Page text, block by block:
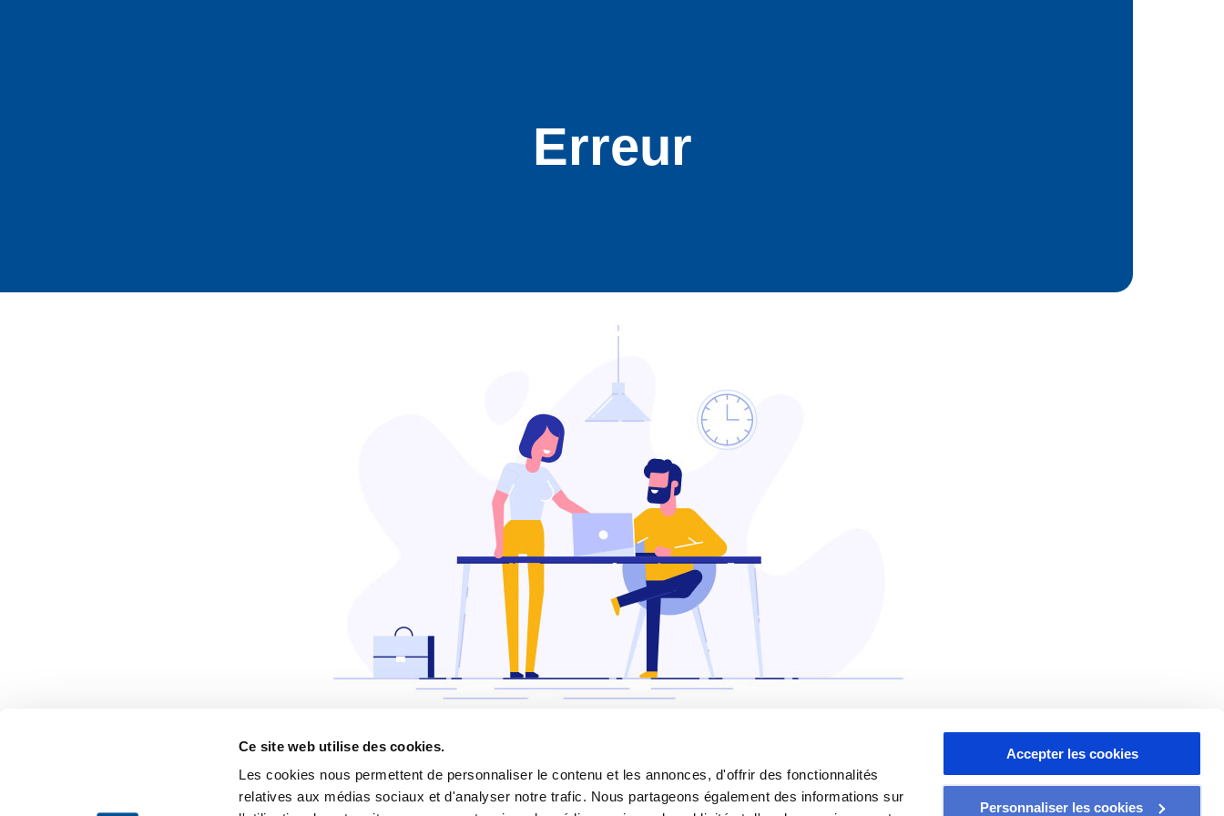
Ce site web utilise des cookies.
Les cookies nous permettent de personnaliser le contenu et les annonces, d'offrir des fonctionnalités
relatives aux médias sociaux et d'analyser notre trafic. Nous partageons également des informations sur
Accepter les cookies
Personnaliser les cookies
Erreur
Désolé, une erreur s'est produite.